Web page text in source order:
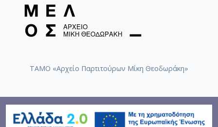
ΤΑΜΟ «Αρχείο Παρτιτούρων Μίκη Θεοδωράκη»